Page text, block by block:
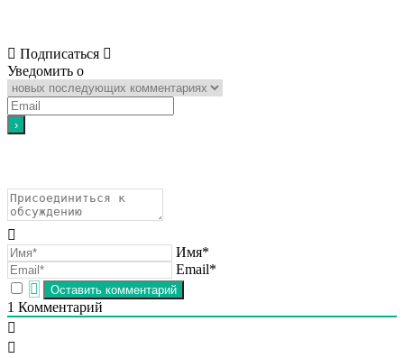
Подписаться
Уведомить о
Имя*
Email*
1 Комментарий